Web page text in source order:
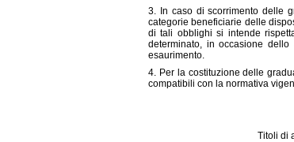
3. In caso di scorrimento delle
categorie beneficiarie delle
di tali obblighi si intende
determinato, in occasione
esaurimento.
4. Per la costituzione delle
compatibili con la normativa
Titoli di